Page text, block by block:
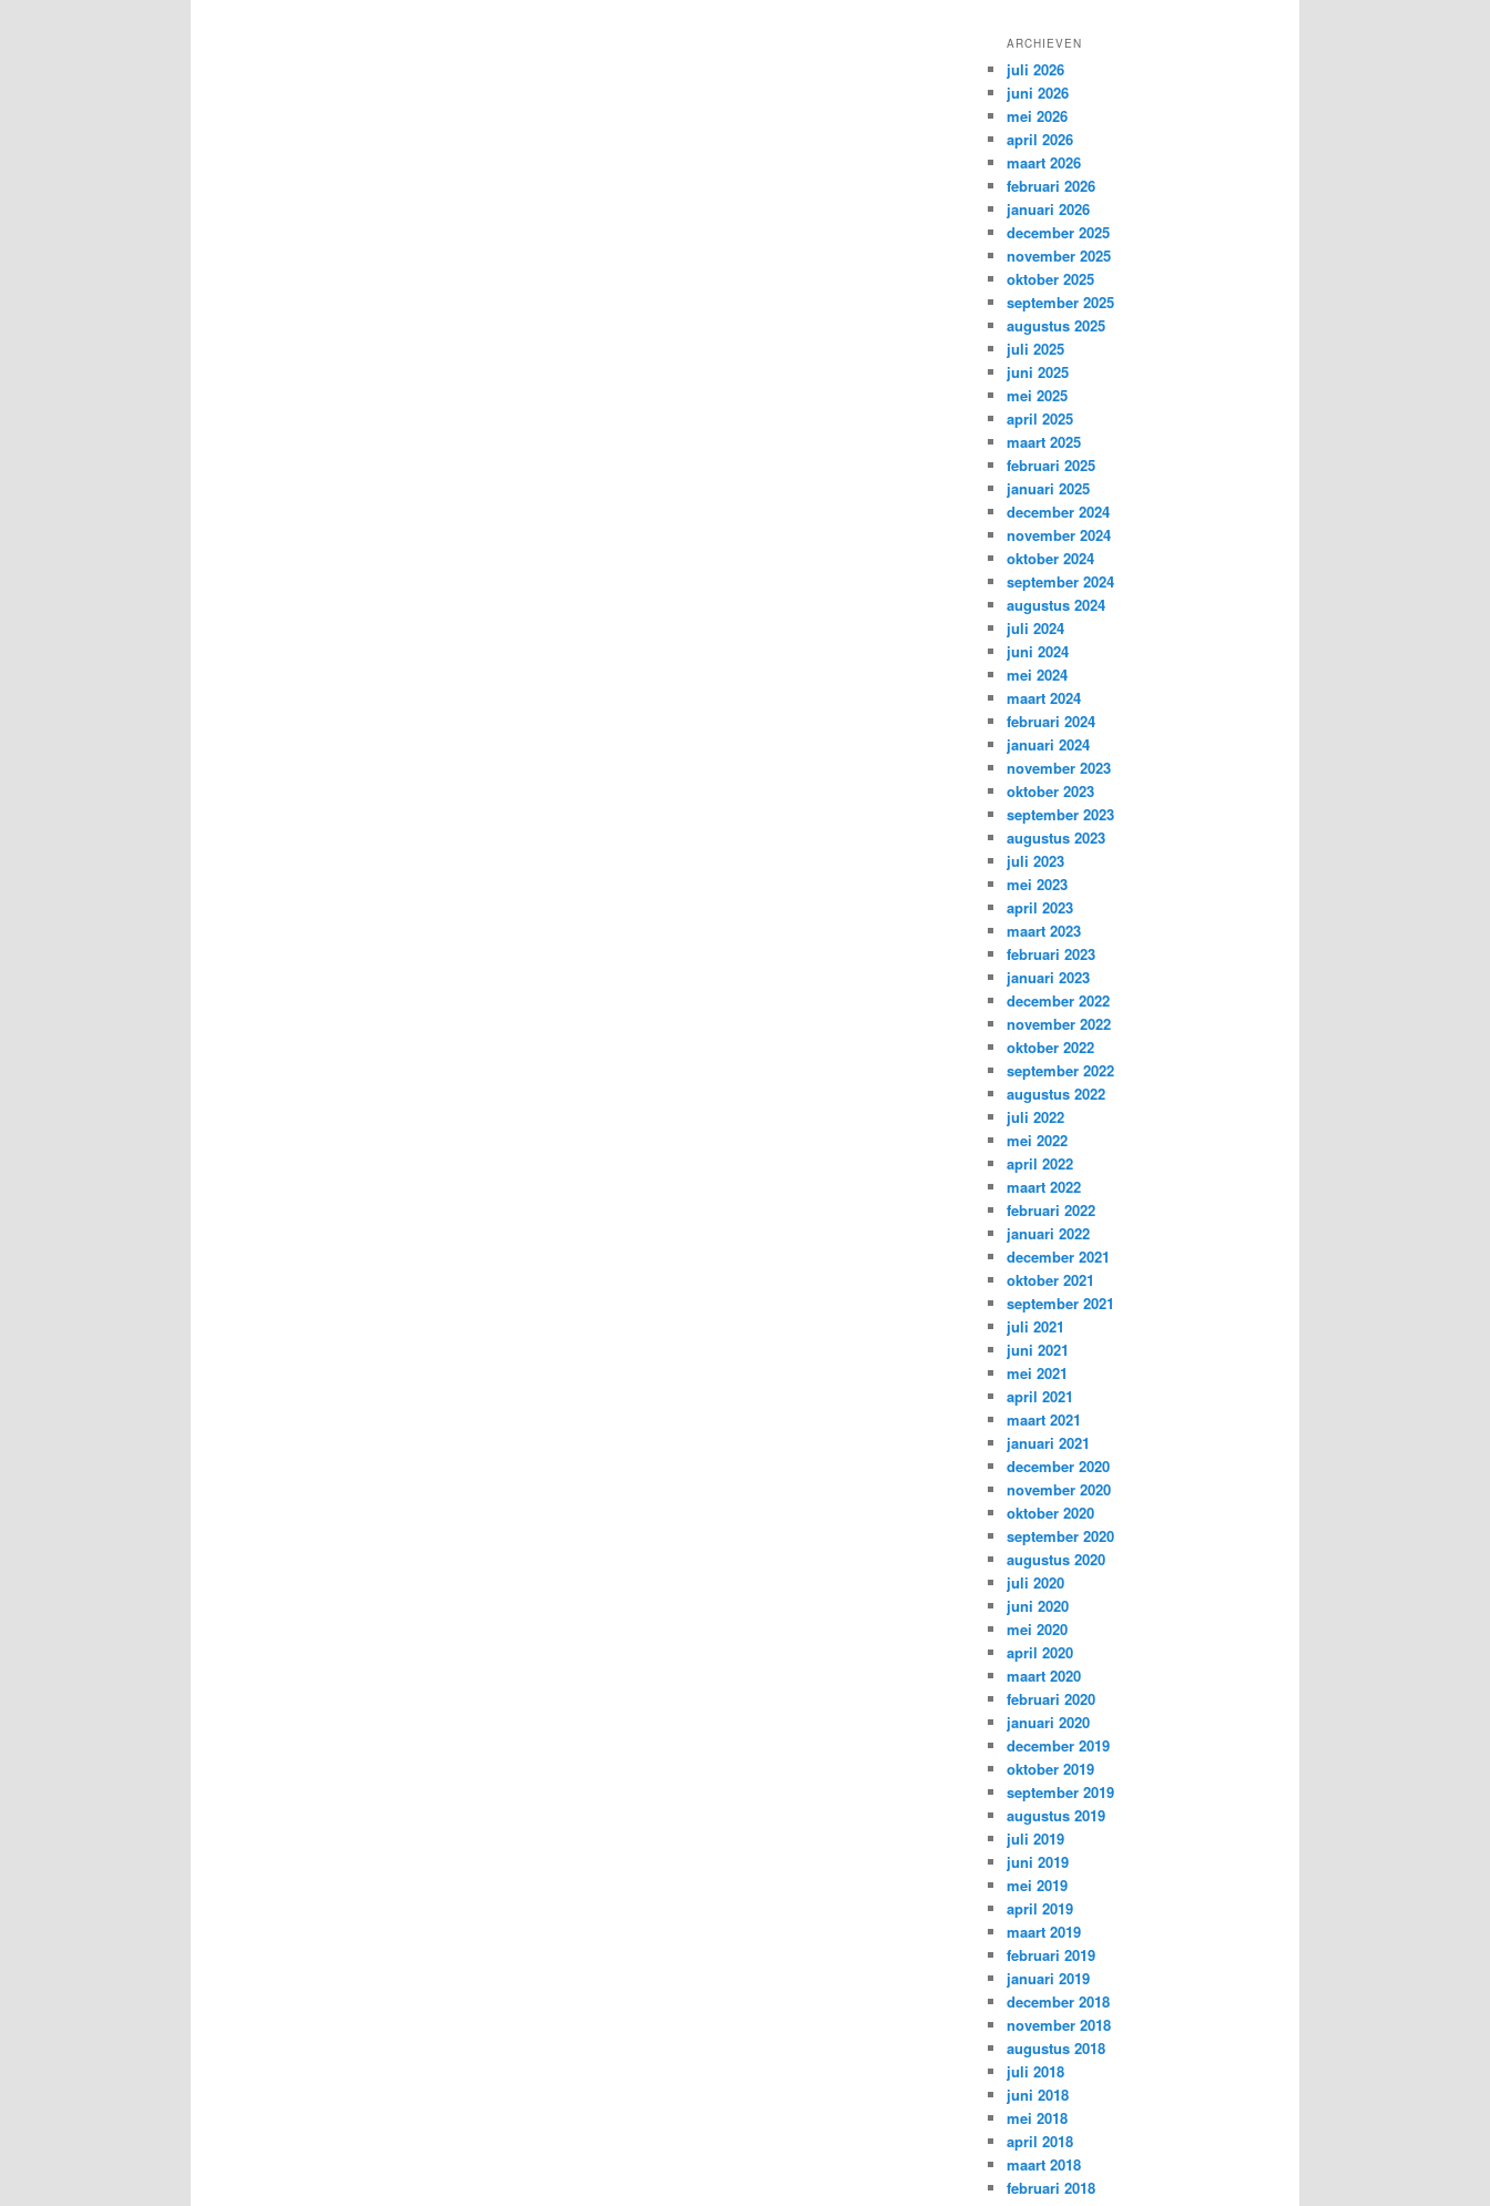
ARCHIEVEN
juli 2026
juni 2026
mei 2026
april 2026
maart 2026
februari 2026
januari 2026
december 2025
november 2025
oktober 2025
september 2025
augustus 2025
juli 2025
juni 2025
mei 2025
april 2025
maart 2025
februari 2025
januari 2025
december 2024
november 2024
oktober 2024
september 2024
augustus 2024
juli 2024
juni 2024
mei 2024
maart 2024
februari 2024
januari 2024
november 2023
oktober 2023
september 2023
augustus 2023
juli 2023
mei 2023
april 2023
maart 2023
februari 2023
januari 2023
december 2022
november 2022
oktober 2022
september 2022
augustus 2022
juli 2022
mei 2022
april 2022
maart 2022
februari 2022
januari 2022
december 2021
oktober 2021
september 2021
juli 2021
juni 2021
mei 2021
april 2021
maart 2021
januari 2021
december 2020
november 2020
oktober 2020
september 2020
augustus 2020
juli 2020
juni 2020
mei 2020
april 2020
maart 2020
februari 2020
januari 2020
december 2019
oktober 2019
september 2019
augustus 2019
juli 2019
juni 2019
mei 2019
april 2019
maart 2019
februari 2019
januari 2019
december 2018
november 2018
augustus 2018
juli 2018
juni 2018
mei 2018
april 2018
maart 2018
februari 2018